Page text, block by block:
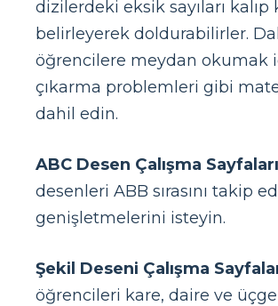
dizilerdeki eksik sayıları kalıp
belirleyerek doldurabilirler.
öğrencilere meydan okumak
çıkarma problemleri gibi
dahil edin.
ABC Desen Çalışma
desenleri ABB sırasını takip
genişletmelerini isteyin.
Şekil Deseni Çalışma
öğrencileri kare, daire ve